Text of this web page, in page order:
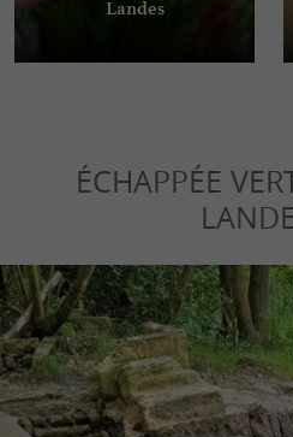
Landes
ÉCHAPPÉE